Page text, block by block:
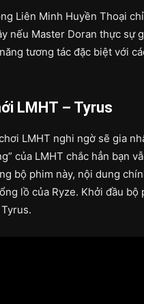
Liên Minh Huyền Thoại
nếu Master Doran thực sự
tương tác đặc biệt với
LMHT – Tyrus
LMHT nghi ngờ sẽ gia
của LMHT chắc hẳn bạn
bộ phim này, nội dung
lồ của Ryze. Khởi đầu